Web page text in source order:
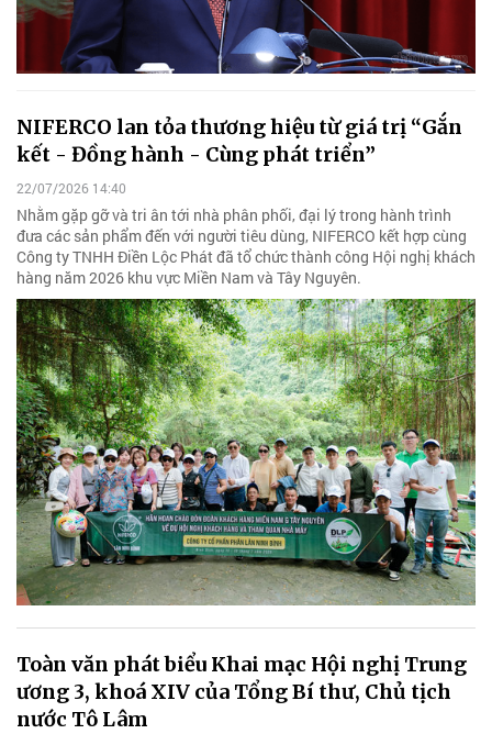
NIFERCO lan tỏa thương hiệu từ giá trị “Gắn
kết - Đồng hành - Cùng phát triển”
22/07/2026 14:40
Nhằm gặp gỡ và tri ân tới nhà phân phối, đại lý trong hành trình
đưa các sản phẩm đến với người tiêu dùng, NIFERCO kết hợp cùng
Công ty TNHH Điền Lộc Phát đã tổ chức thành công Hội nghị khách
hàng năm 2026 khu vực Miền Nam và Tây Nguyên.
Toàn văn phát biểu Khai mạc Hội nghị Trung
ương 3, khoá XIV của Tổng Bí thư, Chủ tịch
nước Tô Lâm